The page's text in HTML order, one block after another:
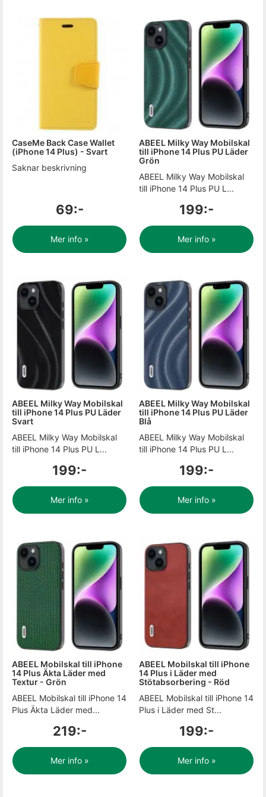
CaseMe Back Case Wallet
(iPhone 14 Plus) - Svart
Saknar beskrivning
69:-
Mer info »
ABEEL Milky Way Mobilskal
till iPhone 14 Plus PU Läder
Grön
ABEEL Milky Way Mobilskal
till iPhone 14 Plus PU L...
199:-
Mer info »
ABEEL Milky Way Mobilskal
till iPhone 14 Plus PU Läder
Svart
ABEEL Milky Way Mobilskal
till iPhone 14 Plus PU L...
199:-
Mer info »
ABEEL Milky Way Mobilskal
till iPhone 14 Plus PU Läder
Blå
ABEEL Milky Way Mobilskal
till iPhone 14 Plus PU L...
199:-
Mer info »
ABEEL Mobilskal till iPhone
14 Plus Äkta Läder med
Textur - Grön
ABEEL Mobilskal till iPhone 14
Plus Äkta Läder med...
219:-
Mer info »
ABEEL Mobilskal till iPhone
14 Plus i Läder med
Stötabsorbering - Röd
ABEEL Mobilskal till iPhone 14
Plus i Läder med St...
199:-
Mer info »